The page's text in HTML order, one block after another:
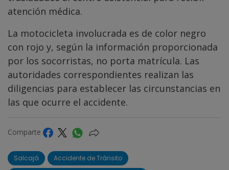
atención médica.
La motocicleta involucrada es de color negro
con rojo y, según la información proporcionada
por los socorristas, no porta matrícula. Las
autoridades correspondientes realizan las
diligencias para establecer las circunstancias en
las que ocurre el accidente.
Comparte
Salcajá
Accidente de Tránsito